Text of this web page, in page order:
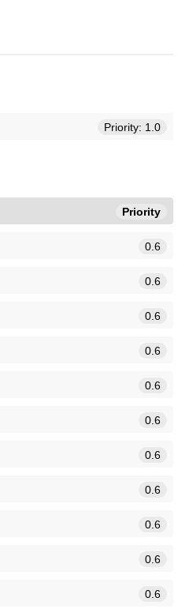
Priority: 1.0
Priority
0.6
0.6
0.6
0.6
0.6
0.6
0.6
0.6
0.6
0.6
0.6